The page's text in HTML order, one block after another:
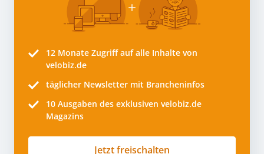
12 Monate Zugriff auf alle Inhalte von
velobiz.de
täglicher Newsletter mit Brancheninfos
10 Ausgaben des exklusiven velobiz.de
Magazins
Jetzt freischalten